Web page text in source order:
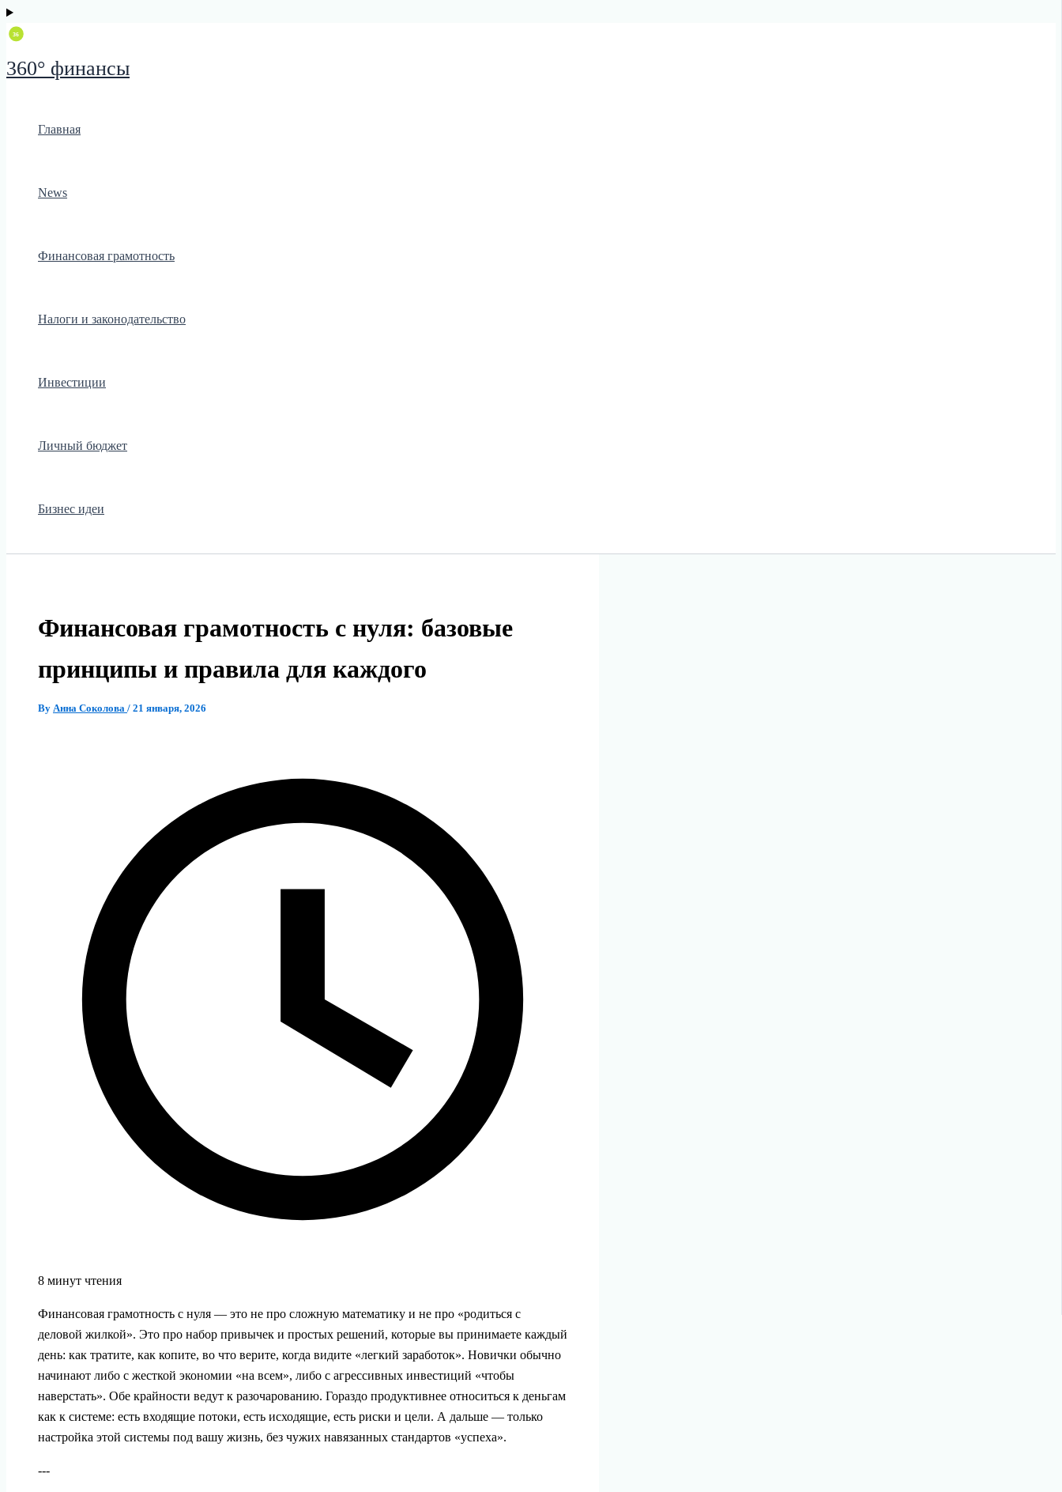
360° финансы
Главная
News
Финансовая грамотность
Налоги и законодательство
Инвестиции
Личный бюджет
Бизнес идеи
Финансовая грамотность с нуля: базовые
принципы и правила для каждого
By Анна Соколова / 21 января, 2026
8 минут чтения
Финансовая грамотность с нуля — это не про сложную математику и не про «родиться с
деловой жилкой». Это про набор привычек и простых решений, которые вы принимаете каждый
день: как тратите, как копите, во что верите, когда видите «легкий заработок». Новички обычно
начинают либо с жесткой экономии «на всем», либо с агрессивных инвестиций «чтобы
наверстать». Обе крайности ведут к разочарованию. Гораздо продуктивнее относиться к деньгам
как к системе: есть входящие потоки, есть исходящие, есть риски и цели. А дальше — только
настройка этой системы под вашу жизнь, без чужих навязанных стандартов «успеха».
---